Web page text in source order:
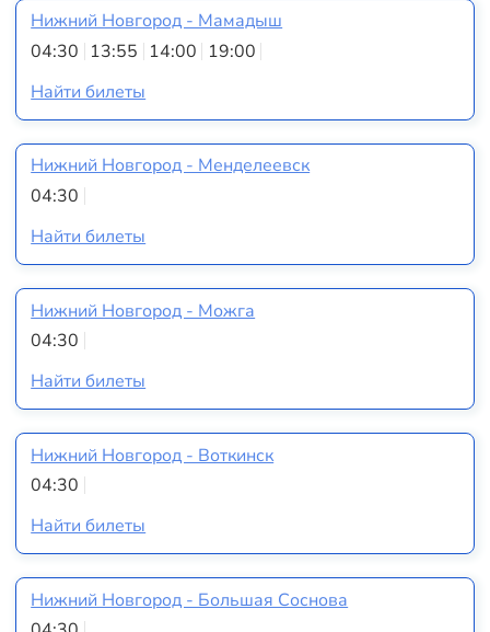
Нижний Новгород - Мамадыш
04:30 13:55 14:00 19:00
Найти билеты
Нижний Новгород - Менделеевск
04:30
Найти билеты
Нижний Новгород - Можга
04:30
Найти билеты
Нижний Новгород - Воткинск
04:30
Найти билеты
Нижний Новгород - Большая Соснова